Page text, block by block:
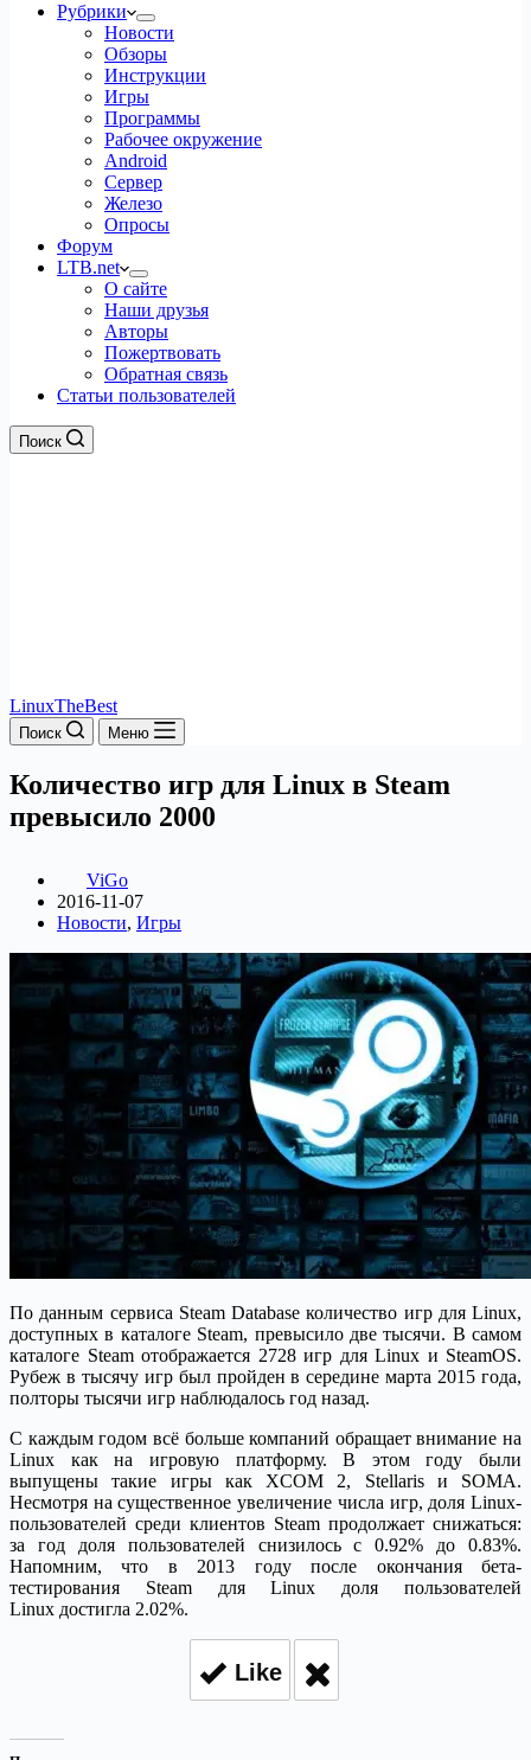
Рубрики
Новости
Обзоры
Инструкции
Игры
Программы
Рабочее окружение
Android
Сервер
Железо
Опросы
Форум
LTB.net
О сайте
Наши друзья
Авторы
Пожертвовать
Обратная связь
Статьи пользователей
Поиск
LinuxTheBest
Поиск Меню
Количество игр для Linux в Steam
превысило 2000
ViGo
2016-11-07
Новости, Игры
По данным сервиса Steam Database количество игр для Linux,
доступных в каталоге Steam, превысило две тысячи. В самом
каталоге Steam отображается 2728 игр для Linux и SteamOS.
Рубеж в тысячу игр был пройден в середине марта 2015 года,
полторы тысячи игр наблюдалось год назад.
С каждым годом всё больше компаний обращает внимание на
Linux как на игровую платформу. В этом году были
выпущены такие игры как XCOM 2, Stellaris и SOMA.
Несмотря на существенное увеличение числа игр, доля Linux-
пользователей среди клиентов Steam продолжает снижаться:
за год доля пользователей снизилось с 0.92% до 0.83%.
Напомним, что в 2013 году после окончания бета-
тестирования Steam для Linux доля пользователей
Linux достигла 2.02%.
Like